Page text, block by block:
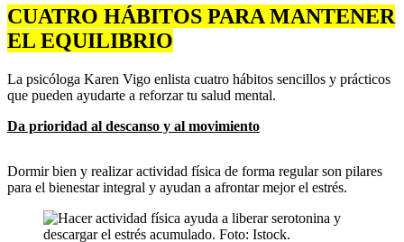
CUATRO HÁBITOS PARA MANTENER
EL EQUILIBRIO
La psicóloga Karen Vigo enlista cuatro hábitos sencillos y prácticos
que pueden ayudarte a reforzar tu salud mental.
Da prioridad al descanso y al movimiento
Dormir bien y realizar actividad física de forma regular son pilares
para el bienestar integral y ayudan a afrontar mejor el estrés.